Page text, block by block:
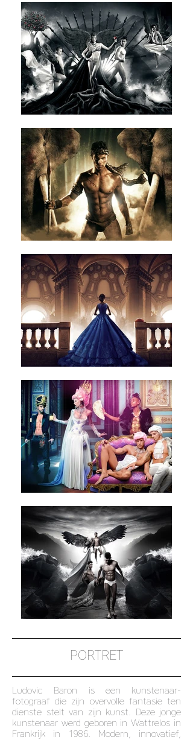
PORTRET
Ludovic Baron is een kunstenaar-
fotograaf die zijn overvolle fantasie ten
dienste stelt van zijn kunst. Deze jonge
kunstenaar werd geboren in Wattrelos in
Frankrijk in 1986. Modern, innovatief,